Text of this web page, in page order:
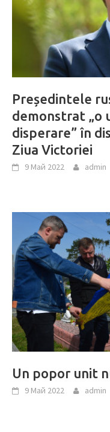
Președintele
demonstrat „o
disperare” în
Ziua Victoriei
9 Май 2022 admin
Un popor unit
9 Май 2022 admin